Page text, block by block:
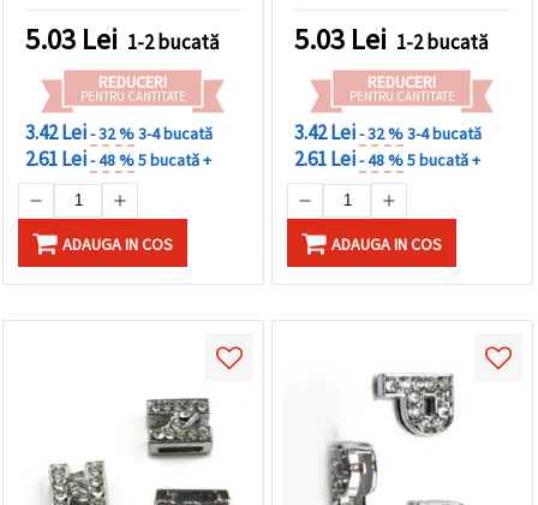
pentru bijuterii handmade
personalizate
5.03 Lei 1-2 bucată
REDUCERI
PENTRU CANTITATE
3.42 Lei- 32 %3-4 bucată
2.61 Lei- 48 %5 bucată +
ADAUGA IN COS
bijuterii DIY
5.03 Lei 1-2 bucată
REDUCERI
PENTRU CANTITATE
3.42 Lei- 32 %3-4 bucată
2.61 Lei- 48 %5 bucată +
ADAUGA IN COS